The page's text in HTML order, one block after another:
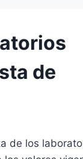
de
de los